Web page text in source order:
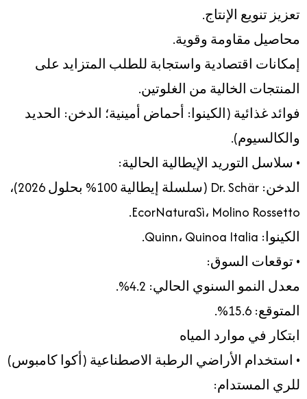
تعزيز تنويع الإنتاج.
محاصيل مقاومة وقوية.
إمكانات اقتصادية واستجابة للطلب المتزايد على
المنتجات الخالية من الغلوتين.
فوائد غذائية (الكينوا: أحماض أمينية؛ الدخن: الحديد
والكالسيوم).
• سلاسل التوريد الإيطالية الحالية:
الدخن: Dr. Schär (سلسلة إيطالية 100% بحلول 2026)،
EcorNaturaSì، Molino Rossetto.
الكينوا: Quinn، Quinoa Italia.
• توقعات السوق:
معدل النمو السنوي الحالي: 4.2%.
المتوقع: 15.6%.
ابتكار في موارد المياه
• استخدام الأراضي الرطبة الاصطناعية (أكوا كامبوس)
للري المستدام: